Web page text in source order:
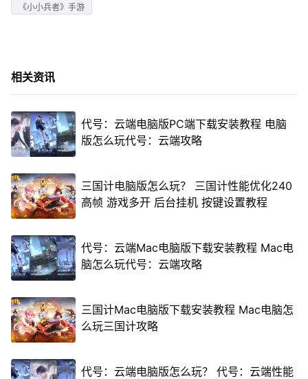
《小小兵者》手游
相关资讯
代号：云端电脑版PC端下载安装教程 电脑
版怎么玩代号：云端攻略
三国计电脑版怎么玩？ 三国计性能优化240
高帧 游戏多开 后台挂机 按键设置教程
代号：云端Mac电脑版下载安装教程 Mac电
脑怎么玩代号：云端攻略
三国计Mac电脑版下载安装教程 Mac电脑怎
么玩三国计攻略
代号：云端电脑版怎么玩？ 代号：云端性能